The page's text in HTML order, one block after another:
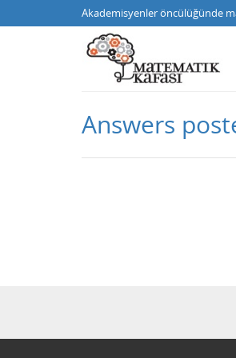
Akademisyenler öncülüğünde
Answers